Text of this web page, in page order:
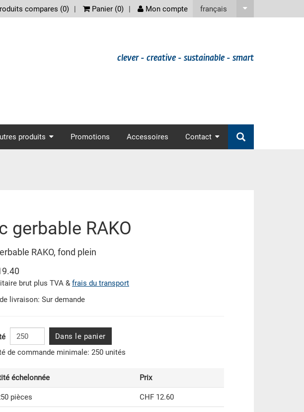
français
compares (0) Panier (0) Mon compte
clever - creative - sustainable - smart
produits Promotions Accessoires Contact
gerbable RAKO
RAKO, fond plein
brut plus TVA & frais du transport
livraison: Sur demande
Dans le panier
de commande minimale: 250 unités
échelonnée Prix
pièces CHF 12.60